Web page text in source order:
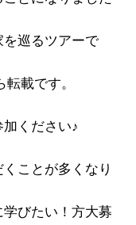
を巡るツアーで
載です。
ください♪
ことが多くなり
びたい！方大募